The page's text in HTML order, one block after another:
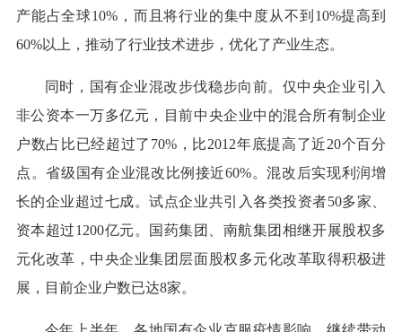
产能占全球10%，而且将行业的集中度从不到10%提高到
60%以上，推动了行业技术进步，优化了产业生态。
同时，国有企业混改步伐稳步向前。仅中央企业引入
非公资本一万多亿元，目前中央企业中的混合所有制企业
户数占比已经超过了70%，比2012年底提高了近20个百分
点。省级国有企业混改比例接近60%。混改后实现利润增
长的企业超过七成。试点企业共引入各类投资者50多家、
资本超过1200亿元。国药集团、南航集团相继开展股权多
元化改革，中央企业集团层面股权多元化改革取得积极进
展，目前企业户数已达8家。